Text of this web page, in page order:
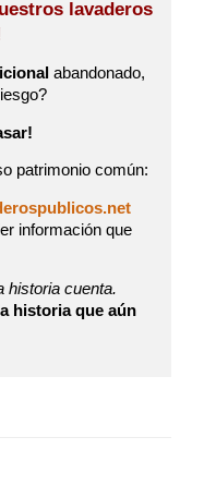
lavaderos
abandonado,
patrimonio común:
información que
historia cuenta.
historia que aún